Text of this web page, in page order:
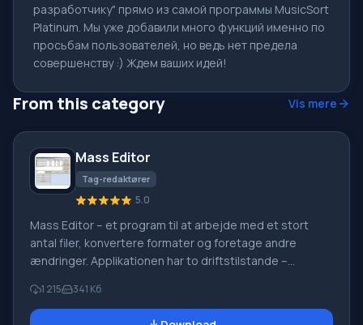
разработчику" прямо из самой программы MusicSort
Platinum. Мы уже добавили много функций именно по
просьбам пользователей, но ведь нет предела
совершенству :) Ждем ваших идей!
From this category Vis mere
Mass Editor
Tag-redaktører
5.0
Mass Editor – et program til at arbejde med et stort
antal filer, konvertere formater og foretage andre
ændringer. Applikationen har to driftstilstande –
konventionelt opdelt i øvre og nedre zoner. Øverst
specificeres behandlingsobjekter, hvor brugeren
1 215 341 Кб